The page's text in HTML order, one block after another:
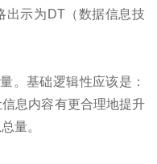
出示为DT（数据信息技
。基础逻辑性应该是：
息内容有更合理地提升
量。